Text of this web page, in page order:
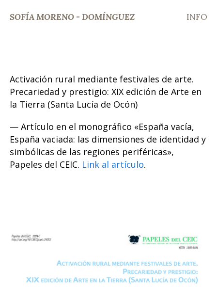
SOFÍA MORENO - DOMÍNGUEZ INFO
Activación rural mediante festivales de arte.
Precariedad y prestigio: XIX edición de Arte en
la Tierra (Santa Lucía de Ocón)
— Artículo en el monográfico «España vacía,
España vaciada: las dimensiones de identidad y
simbólicas de las regiones periféricas»,
Papeles del CEIC. Link al artículo.